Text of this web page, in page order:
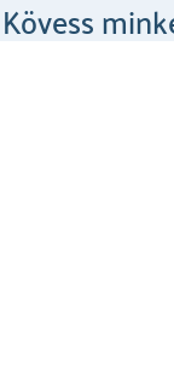
Kövess